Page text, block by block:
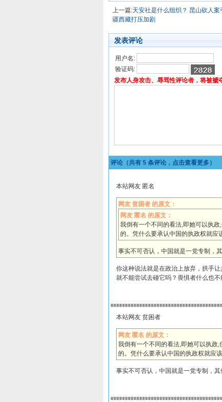
上一篇:天安社是什么组织？ 昆山砍人
疆西藏打压加剧
发表评论
用户名:
验证码:
发布人身攻击、辱骂性评论者，将被褫
评论（共有 5 条评论，点击查看更多）
本站网友 匿名
网友 贫困者 的原文：
网友 匿名 的原文：
我倒有一个不同的看法,即她可以执
的。凭什么要承认中国的执政权就应
事实不可否认，中国就是一党专制，
你这种说法就是在政治上放弃，拱手
就不能尝试去碰它吗？畏惧者什么也不
本站网友 贫困者
网友 匿名 的原文：
我倒有一个不同的看法,即她可以执政
的。凭什么要承认中国的执政权就应
事实不可否认，中国就是一党专制，